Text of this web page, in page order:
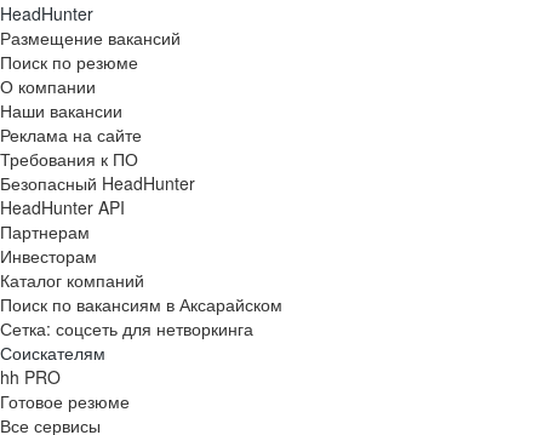
HeadHunter
Размещение вакансий
Поиск по резюме
О компании
Наши вакансии
Реклама на сайте
Требования к ПО
Безопасный HeadHunter
HeadHunter API
Партнерам
Инвесторам
Каталог компаний
Поиск по вакансиям в Аксарайском
Сетка: соцсеть для нетворкинга
Соискателям
hh PRO
Готовое резюме
Все сервисы